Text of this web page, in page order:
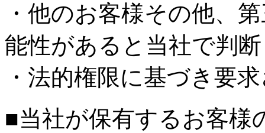
・他のお客様その他、
能性があると当社で判
・法的権限に基づき要
■当社が保有するお客様